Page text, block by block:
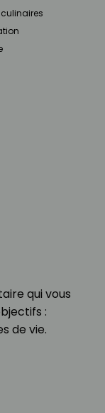
qui vous
:
de vie.